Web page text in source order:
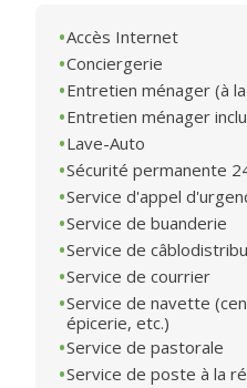
Accès Internet
Conciergerie
Entretien ménager (à
Entretien ménager
Lave-Auto
Sécurité permanente
Service d'appel
Service de buanderie
Service de
Service de courrier
Service de navette
épicerie, etc.)
Service de pastorale
Service de poste à la